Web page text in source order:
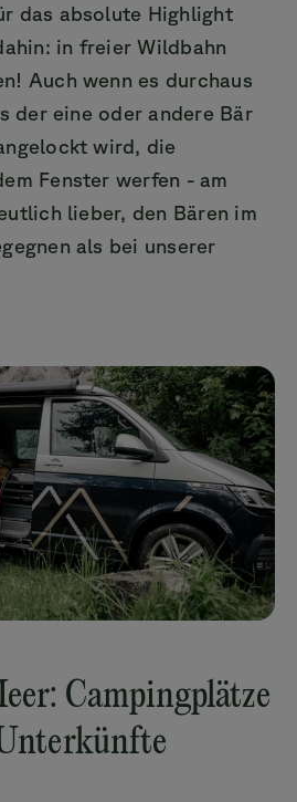
das absolute Highlight
in freier Wildbahn
Auch wenn es durchaus
der eine oder andere Bär
wird, die
Fenster werfen - am
lieber, den Bären im
als bei unserer
Campingplätze